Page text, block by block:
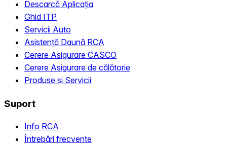
Descarcă Aplicația
Ghid ITP
Servicii Auto
Asistență Daună RCA
Cerere Asigurare CASCO
Cerere Asigurare de călătorie
Produse și Servicii
Suport
Info RCA
Întrebări frecvente